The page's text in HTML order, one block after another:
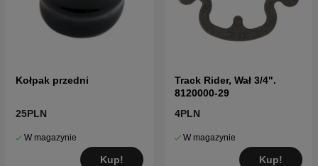
Kołpak przedni
25PLN
W magazynie
Kup!
Track Rider, Wał 3/4".
8120000-29
4PLN
W magazynie
Kup!